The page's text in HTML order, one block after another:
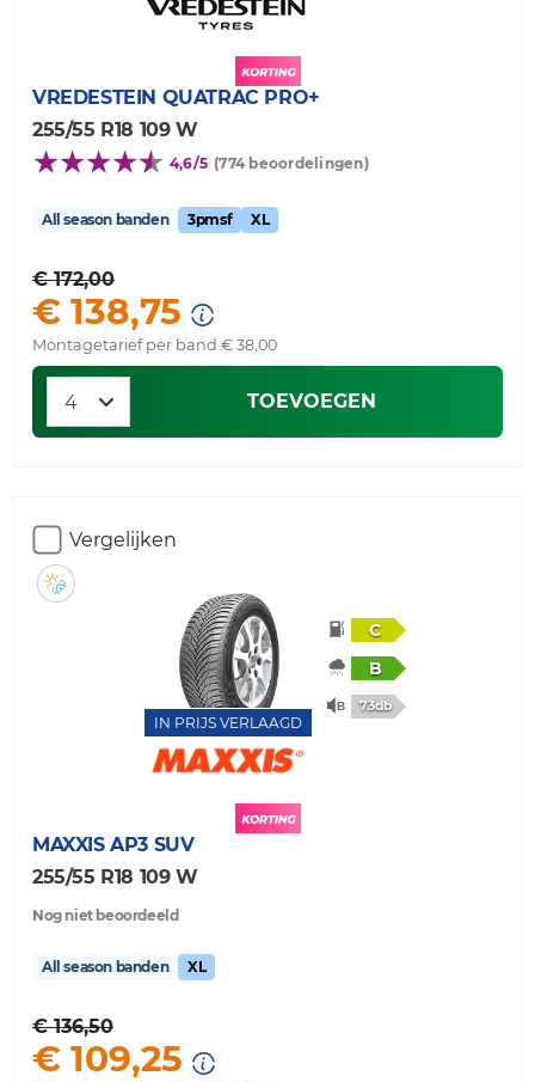
VREDESTEIN QUATRAC PRO+
255/55 R18 109 W
4,6/5 (774 beoordelingen)
All season banden 3pmsf XL
€ 172,00
€ 138,75
Montagetarief per band € 38,00
TOEVOEGEN
Vergelijken
IN PRIJS VERLAAGD
C
B
73db
MAXXIS AP3 SUV
255/55 R18 109 W
Nog niet beoordeeld
All season banden XL
€ 136,50
€ 109,25